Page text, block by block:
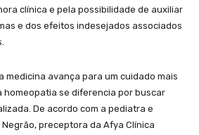
clínica e pela possibilidade de auxiliar
e dos efeitos indesejados associados
medicina avança para um cuidado mais
homeopatia se diferencia por buscar
De acordo com a pediatra e
preceptora da Afya Clínica